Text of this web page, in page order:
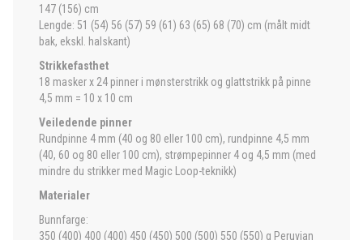
147 (156) cm
Lengde: 51 (54) 56 (57) 59 (61) 63 (65) 68 (70) cm (målt midt
bak, ekskl. halskant)
Strikkefasthet
18 masker x 24 pinner i mønsterstrikk og glattstrikk på pinne
4,5 mm = 10 x 10 cm
Veiledende pinner
Rundpinne 4 mm (40 og 80 eller 100 cm), rundpinne 4,5 mm
(40, 60 og 80 eller 100 cm), strømpepinner 4 og 4,5 mm (med
mindre du strikker med Magic Loop-teknikk)
Materialer
Bunnfarge:
350 (400) 400 (400) 450 (450) 500 (500) 550 (550) g Peruvian